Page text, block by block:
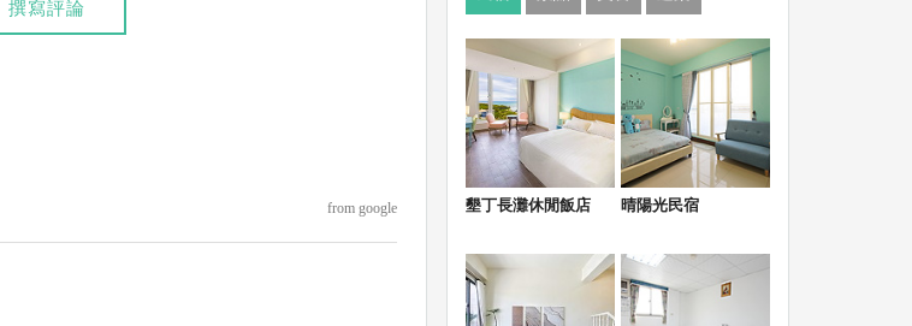
撰寫評論
from google 墾丁長灘休閒飯店 晴陽光民宿